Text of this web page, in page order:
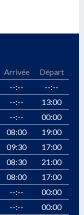
Arrivée
Départ
--:--
--:--
--:--
13:00
--:--
00:00
08:00
19:00
09:30
17:00
08:30
21:00
08:00
17:00
--:--
00:00
--:--
00:00